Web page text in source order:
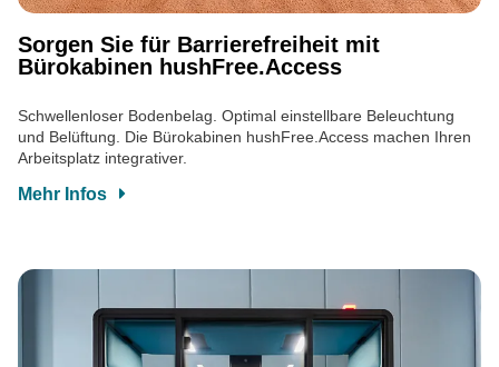
Sorgen Sie für Barrierefreiheit mit
Bürokabinen hushFree.Access
Schwellenloser Bodenbelag. Optimal einstellbare Beleuchtung
und Belüftung. Die Bürokabinen hushFree.Access machen Ihren
Arbeitsplatz integrativer.
Mehr Infos